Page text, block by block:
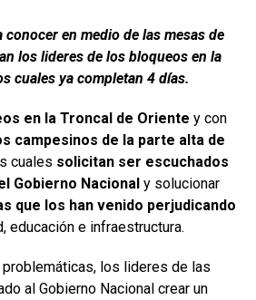
conocer en medio de las mesas de
los lideres de los bloqueos en la
cuales ya completan 4 días.
en la Troncal de Oriente y con
campesinos de la parte alta de
cuales solicitan ser escuchados
Gobierno Nacional y solucionar
que los han venido perjudicando
educación e infraestructura.
los lideres de las
al Gobierno Nacional crear un